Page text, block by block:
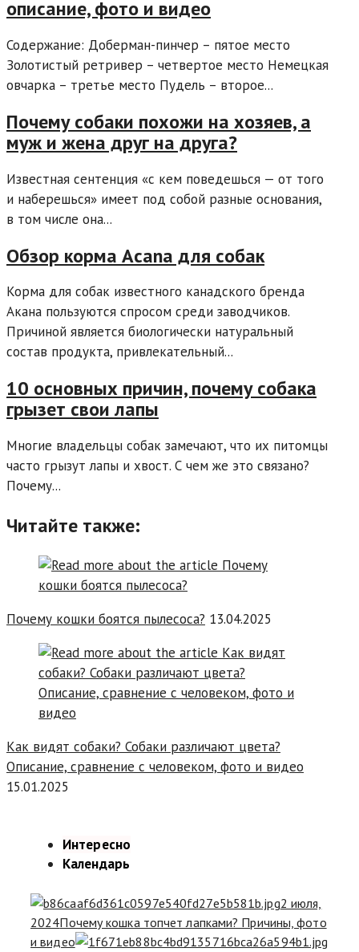
описание, фото и видео
Содержание: Доберман-пинчер – пятое место
Золотистый ретривер – четвертое место Немецкая
овчарка – третье место Пудель – второе...
Почему собаки похожи на хозяев, а
муж и жена друг на друга?
Известная сентенция «с кем поведешься — от того
и наберешься» имеет под собой разные основания,
в том числе она...
Обзор корма Acana для собак
Корма для собак известного канадского бренда
Акана пользуются спросом среди заводчиков.
Причиной является биологически натуральный
состав продукта, привлекательный...
10 основных причин, почему собака
грызет свои лапы
Многие владельцы собак замечают, что их питомцы
часто грызут лапы и хвост. С чем же это связано?
Почему...
Читайте также:
Почему кошки боятся пылесоса? 13.04.2025
Как видят собаки? Собаки различают цвета?
Описание, сравнение с человеком, фото и видео
15.01.2025
Интересно
Календарь
2 июля,
2024Почему кошка топчет лапками? Причины, фото
и видео